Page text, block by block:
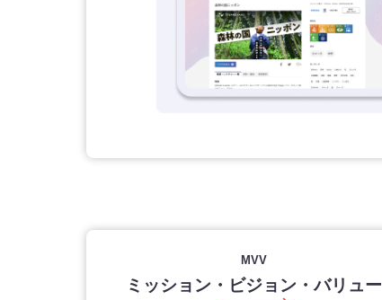
MVV
ミッション・ビジョン・バリュー